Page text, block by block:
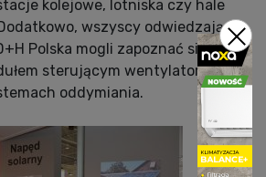
kolejowe, lotniska czy hale
wszyscy odwiedzający
Polska mogli zapoznać się z
sterującym wentylatorami w
oddymiania.